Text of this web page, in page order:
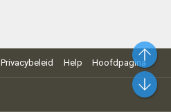
Privacybeleid Help Hoofdpagina